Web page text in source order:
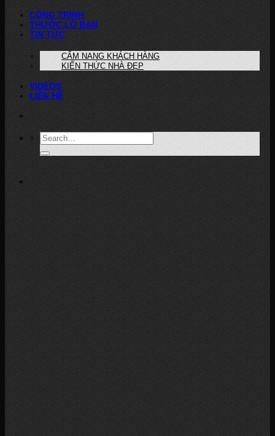
CÔNG TRÌNH
THƯỚC LỖ BAN
TIN TỨC
CẨM NANG KHÁCH HÀNG
KIẾN THỨC NHÀ ĐẸP
VIDEOS
LIÊN HỆ